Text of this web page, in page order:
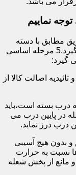
نماییم
مطابق با دسته
بندی و مقاومت آن ها،باید تست روی آن انجام گیرد.5 مرحله اساسی
گیرد:
اصالت کالا از
درب بسته است،باید
در پایین درب می
و بدون هیچ آسیبی
نسبت به حرارت
مانع از پخش شعله